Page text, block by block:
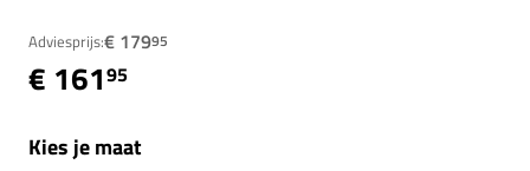
Adviesprijs:€ 17995
€ 16195
Kies je maat